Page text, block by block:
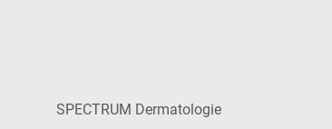
SPECTRUM Dermatologie